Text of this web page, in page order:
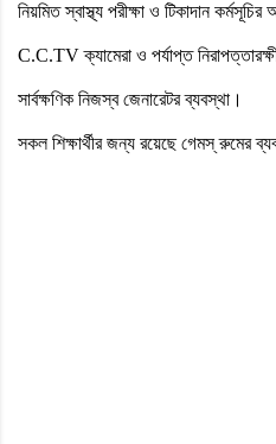
নিয়মিত স্বাস্থ্য পরীক্ষা ও টিকাদান
C.C.TV ক্যামেরা ও পর্যাপ্ত নিরাপত্তারক্ষী
সার্বক্ষণিক নিজস্ব জেনারেটর ব্যবস্থা।
সকল শিক্ষার্থীর জন্য রয়েছে গেমস্ রুমের